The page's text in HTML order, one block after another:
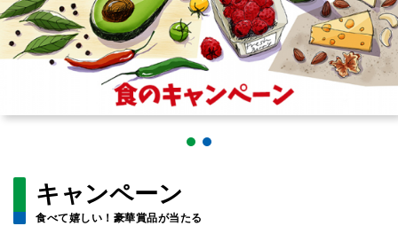
キャンペーン
食べて嬉しい！豪華賞品が当たる